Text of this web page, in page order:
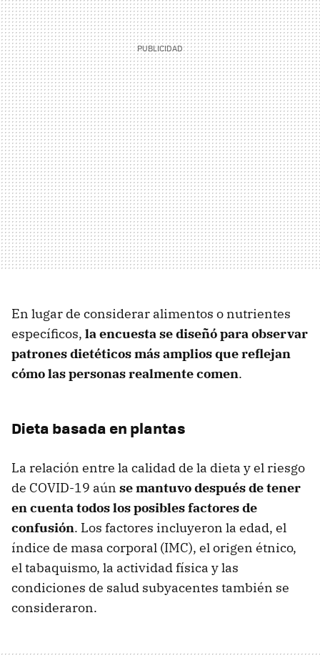
En lugar de considerar alimentos o nutrientes
específicos, la encuesta se diseñó para observar
patrones dietéticos más amplios que reflejan
cómo las personas realmente comen.
Dieta basada en plantas
La relación entre la calidad de la dieta y el riesgo
de COVID-19 aún se mantuvo después de tener
en cuenta todos los posibles factores de
confusión. Los factores incluyeron la edad, el
índice de masa corporal (IMC), el origen étnico,
el tabaquismo, la actividad física y las
condiciones de salud subyacentes también se
consideraron.